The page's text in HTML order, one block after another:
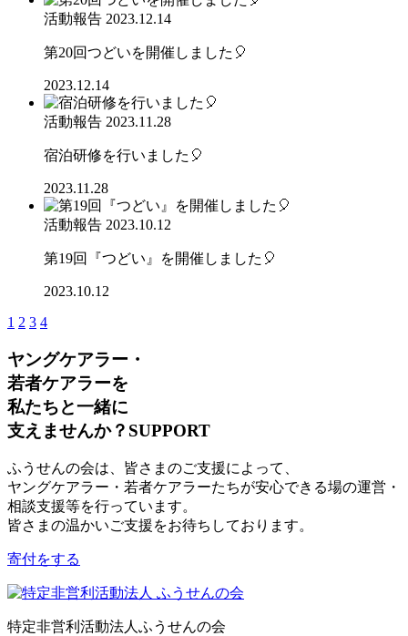
活動報告 2023.12.14
第20回つどいを開催しました🎈
2023.12.14
活動報告 2023.11.28
宿泊研修を行いました🎈
2023.11.28
活動報告 2023.10.12
第19回『つどい』を開催しました🎈
2023.10.12
1 2 3 4
ヤングケアラー・
若者ケアラーを
私たちと一緒に
支えませんか？ SUPPORT
ふうせんの会は、皆さまのご支援によって、
ヤングケアラー・若者ケアラーたちが安心できる場の運営・
相談支援等を行っています。
皆さまの温かいご支援をお待ちしております。
寄付をする
特定非営利活動法人ふうせんの会